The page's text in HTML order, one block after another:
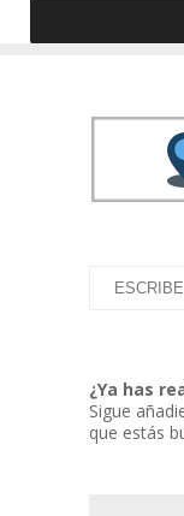
¿Ya has
Sigue
que estás